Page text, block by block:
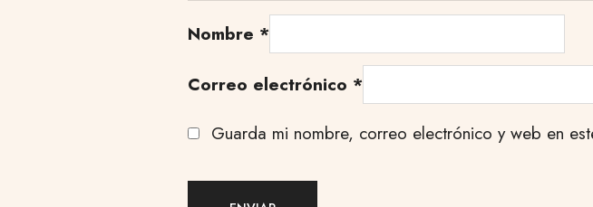
Nombre *
Correo electrónico *
Guarda mi nombre, correo electrónico y web en